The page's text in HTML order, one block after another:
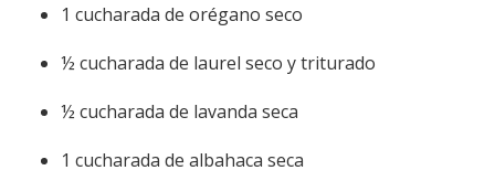
1 cucharada de orégano seco
½ cucharada de laurel seco y triturado
½ cucharada de lavanda seca
1 cucharada de albahaca seca